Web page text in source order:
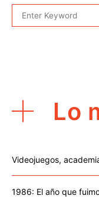
Lo
Videojuegos,
1986: El año que